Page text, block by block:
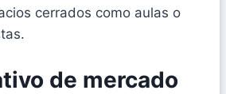
cerrados como aulas o
de mercado